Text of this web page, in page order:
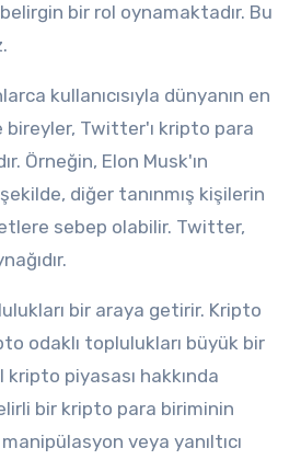
bir rol oynamaktadır. Bu
kullanıcısıyla dünyanın en
bireyler, Twitter'ı kripto para
Örneğin, Elon Musk'ın
diğer tanınmış kişilerin
sebep olabilir. Twitter,
bir araya getirir. Kripto
odaklı toplulukları büyük bir
piyasası hakkında
bir kripto para biriminin
veya yanıltıcı